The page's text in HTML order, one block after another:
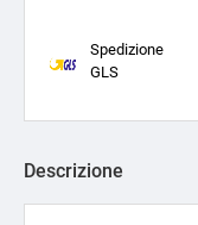
Spedizione
GLS
Descrizione